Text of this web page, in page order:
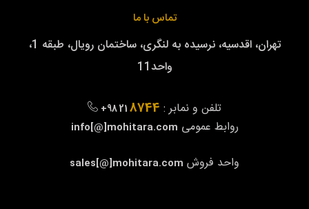
تماس با ما
تهران، اقدسیه، نرسیده به لنگری، ساختمان رویال، طبقه 1،
واحد11
تلفن و نمابر : +98 218744
روابط عمومی info[@]mohitara.com
واحد فروش sales[@]mohitara.com